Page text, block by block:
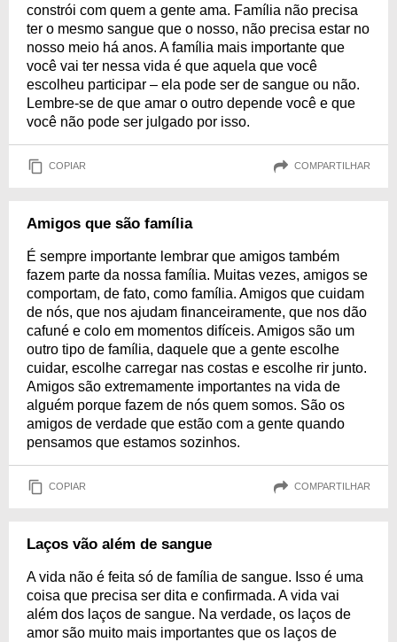
constrói com quem a gente ama. Família não precisa
ter o mesmo sangue que o nosso, não precisa estar no
nosso meio há anos. A família mais importante que
você vai ter nessa vida é que aquela que você
escolheu participar – ela pode ser de sangue ou não.
Lembre-se de que amar o outro depende você e que
você não pode ser julgado por isso.
COPIAR COMPARTILHAR
Amigos que são família
É sempre importante lembrar que amigos também
fazem parte da nossa família. Muitas vezes, amigos se
comportam, de fato, como família. Amigos que cuidam
de nós, que nos ajudam financeiramente, que nos dão
cafuné e colo em momentos difíceis. Amigos são um
outro tipo de família, daquele que a gente escolhe
cuidar, escolhe carregar nas costas e escolhe rir junto.
Amigos são extremamente importantes na vida de
alguém porque fazem de nós quem somos. São os
amigos de verdade que estão com a gente quando
pensamos que estamos sozinhos.
COPIAR COMPARTILHAR
Laços vão além de sangue
A vida não é feita só de família de sangue. Isso é uma
coisa que precisa ser dita e confirmada. A vida vai
além dos laços de sangue. Na verdade, os laços de
amor são muito mais importantes que os laços de